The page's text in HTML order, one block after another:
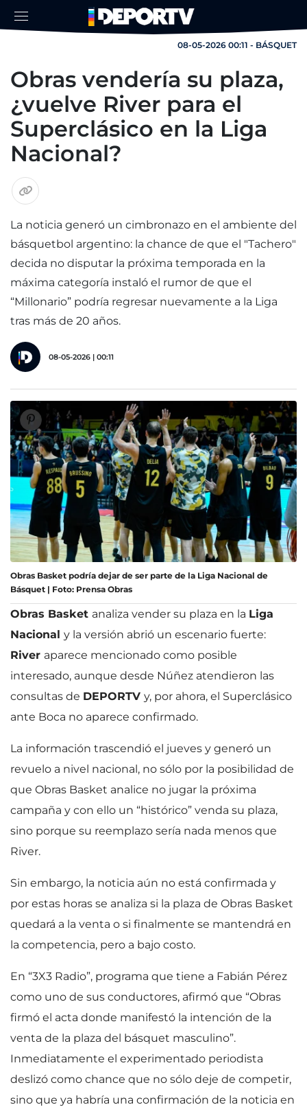
08-05-2026 00:11 - BÁSQUET
Obras vendería su plaza,
¿vuelve River para el
Superclásico en la Liga
Nacional?
La noticia generó un cimbronazo en el ambiente del
básquetbol argentino: la chance de que el "Tachero"
decida no disputar la próxima temporada en la
máxima categoría instaló el rumor de que el
“Millonario” podría regresar nuevamente a la Liga
tras más de 20 años.
08-05-2026 | 00:11
Obras Basket podría dejar de ser parte de la Liga Nacional de
Básquet | Foto: Prensa Obras
Obras Basket analiza vender su plaza en la Liga
Nacional y la versión abrió un escenario fuerte:
River aparece mencionado como posible
interesado, aunque desde Núñez atendieron las
consultas de DEPORTV y, por ahora, el Superclásico
ante Boca no aparece confirmado.
La información trascendió el jueves y generó un
revuelo a nivel nacional, no sólo por la posibilidad de
que Obras Basket analice no jugar la próxima
campaña y con ello un “histórico” venda su plaza,
sino porque su reemplazo sería nada menos que
River.
Sin embargo, la noticia aún no está confirmada y
por estas horas se analiza si la plaza de Obras Basket
quedará a la venta o si finalmente se mantendrá en
la competencia, pero a bajo costo.
En “3X3 Radio”, programa que tiene a Fabián Pérez
como uno de sus conductores, afirmó que “Obras
firmó el acta donde manifestó la intención de la
venta de la plaza del básquet masculino”.
Inmediatamente el experimentado periodista
deslizó como chance que no sólo deje de competir,
sino que ya habría una confirmación de la noticia en